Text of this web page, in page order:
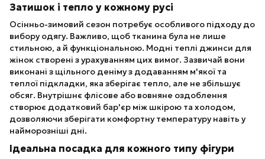
Затишок і тепло у кожному русі
Осінньо-зимовий сезон потребує особливого підходу до
вибору одягу. Важливо, щоб тканина була не лише
стильною, а й функціональною. Модні теплі джинси для
жінок створені з урахуванням цих вимог. Зазвичай вони
виконані з щільного деніму з додаванням м'якої та
теплої підкладки, яка зберігає тепло, але не збільшує
обсяг. Внутрішнє флісове або вовняне оздоблення
створює додатковий бар'єр між шкірою та холодом,
дозволяючи зберігати комфортну температуру навіть у
найморозніші дні.
Ідеальна посадка для кожного типу фігури